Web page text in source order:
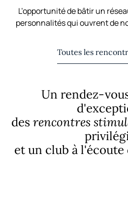
L’opportunité de bâtir un
personnalités qui ouvrent de
Toutes les
Un rendez-
des rencontres
et un club à l'écoute